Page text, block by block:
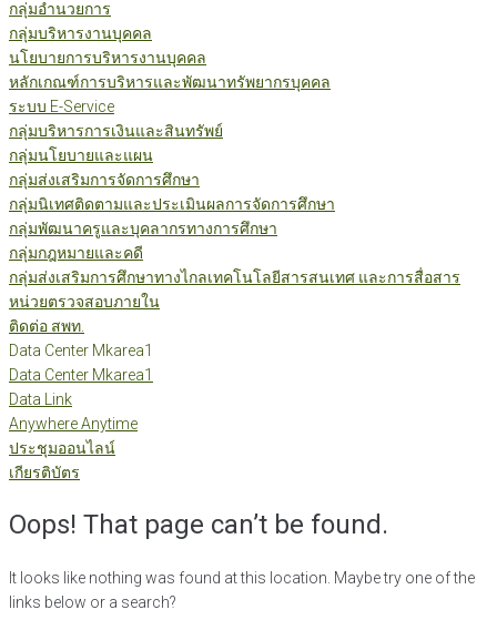
กลุ่มอำนวยการ
กลุ่มบริหารงานบุคคล
นโยบายการบริหารงานบุคคล
หลักเกณฑ์การบริหารและพัฒนาทรัพยากรบุคคล
ระบบ E-Service
กลุ่มบริหารการเงินและสินทรัพย์
กลุ่มนโยบายและแผน
กลุ่มส่งเสริมการจัดการศึกษา
กลุ่มนิเทศติดตามและประเมินผลการจัดการศึกษา
กลุ่มพัฒนาครูและบุคลากรทางการศึกษา
กลุ่มกฎหมายและคดี
กลุ่มส่งเสริมการศึกษาทางไกลเทคโนโลยีสารสนเทศ และการสื่อสาร
หน่วยตรวจสอบภายใน
ติดต่อ สพท.
Data Center Mkarea1
Data Center Mkarea1
Data Link
Anywhere Anytime
ประชุมออนไลน์
เกียรติบัตร
Oops! That page can’t be found.
It looks like nothing was found at this location. Maybe try one of the
links below or a search?